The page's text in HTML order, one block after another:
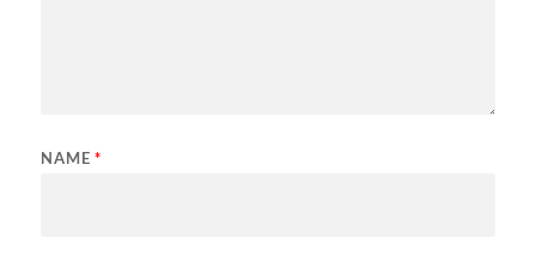
NAME *